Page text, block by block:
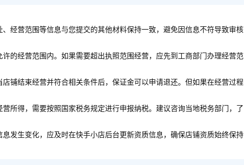
经营范围等信息与您提交的其他材料保持一致，避免因信息不符导致审核
的经营范围内。如果需要超出执照范围经营，应先到工商部门办理经营范
铺结束经营并符合相关条件后，保证金可以申请退还。但如果在经营过程
所得，需要按照国家税务规定进行申报纳税。建议咨询当地税务部门，了
发生变化，应及时在快手小店后台更新资质信息，确保店铺资质始终保持